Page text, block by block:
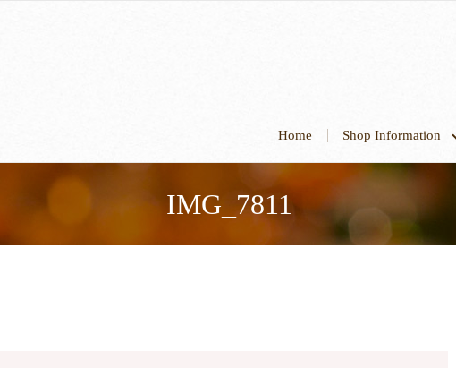
Home Shop Information
IMG_7811